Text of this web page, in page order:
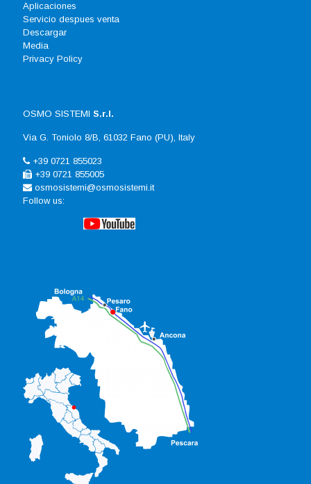
Aplicaciones
Servicio despues venta
Descargar
Media
Privacy Policy
OSMO SISTEMI S.r.l.
Via G. Toniolo 8/B, 61032 Fano (PU), Italy
+39 0721 855023
+39 0721 855005
osmosistemi@osmosistemi.it
Follow us: